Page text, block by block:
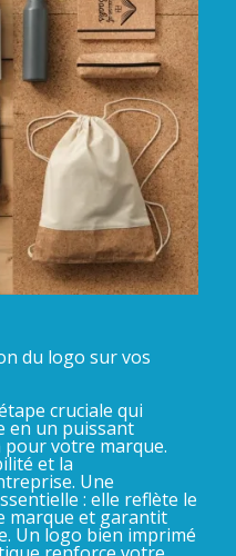
du logo sur vos
cruciale qui
en un puissant
votre marque.
et la
Une
: elle reflète le
marque et garantit
Un logo bien imprimé